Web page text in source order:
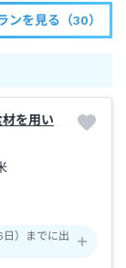
ンを見る（30）
を用い
）までに出